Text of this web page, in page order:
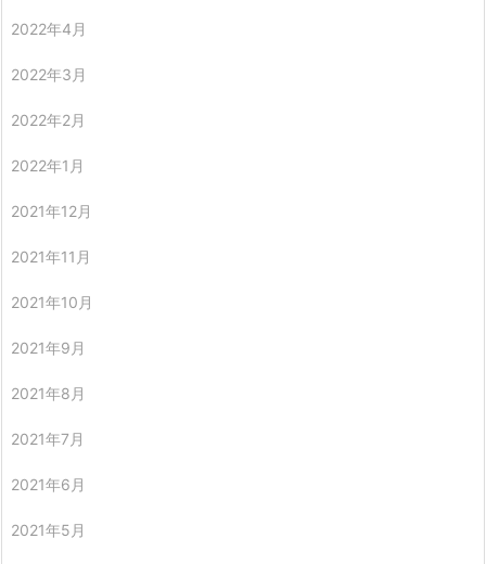
2022年4月
2022年3月
2022年2月
2022年1月
2021年12月
2021年11月
2021年10月
2021年9月
2021年8月
2021年7月
2021年6月
2021年5月